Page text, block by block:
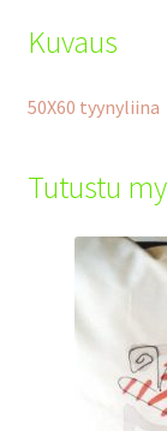
Kuvaus
50X60
Tutustu